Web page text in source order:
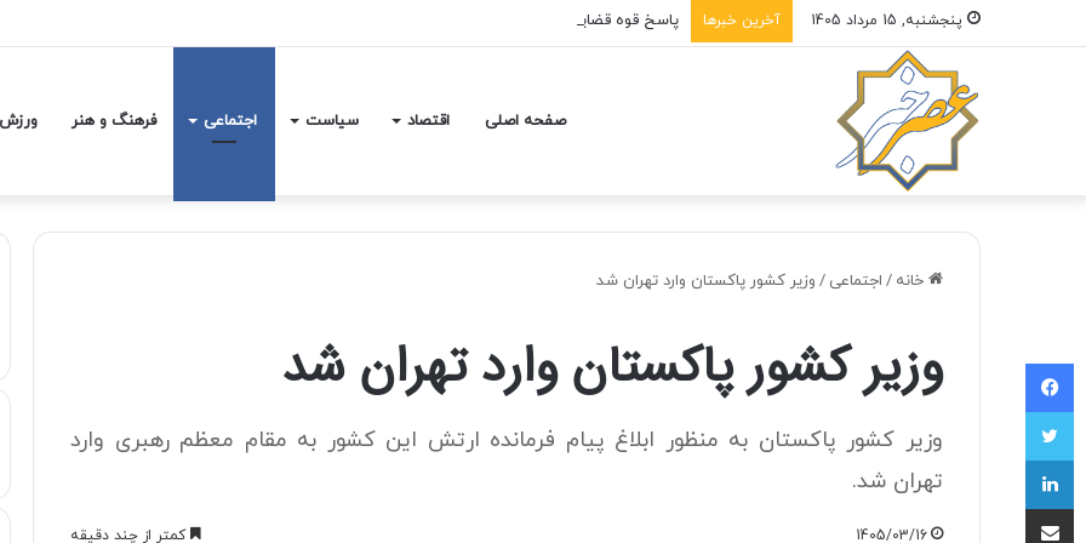
پنجشنبه, 15 مرداد 1405 آخرین خبرها پاسخ قوه قضاییه به یک ادعای جنجالی درباره شهادت علی لاریجانی
صفحه اصلی اقتصاد سیاست اجتماعی فرهنگ و هنر ورزش
خانه / اجتماعی / وزیر کشور پاکستان وارد تهران شد
وزیر کشور پاکستان وارد تهران شد
وزیر کشور پاکستان به منظور ابلاغ پیام فرمانده ارتش این کشور به مقام معظم رهبری وارد
تهران شد.
1405/03/16 کمتر از چند دقیقه